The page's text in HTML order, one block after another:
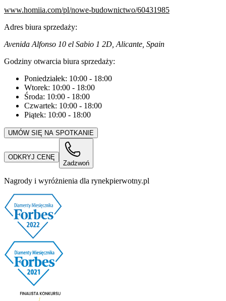
www.homiia.com/pl/nowe-budownictwo/60431985
Adres biura sprzedaży:
Avenida Alfonso 10 el Sabio 1 2D, Alicante, Spain
Godziny otwarcia biura sprzedaży:
Poniedziałek: 10:00 - 18:00
Wtorek: 10:00 - 18:00
Środa: 10:00 - 18:00
Czwartek: 10:00 - 18:00
Piątek: 10:00 - 18:00
UMÓW SIĘ NA SPOTKANIE
ODKRYJ CENĘ
Zadzwoń
Nagrody i wyróżnienia dla rynekpierwotny.pl